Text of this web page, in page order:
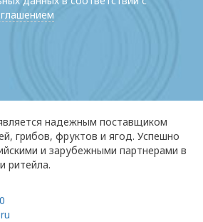
надежным поставщиком
грибов, фруктов и ягод. Успешно
и зарубежными партнерами в
ритейла.